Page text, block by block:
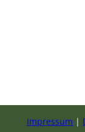
Impressum